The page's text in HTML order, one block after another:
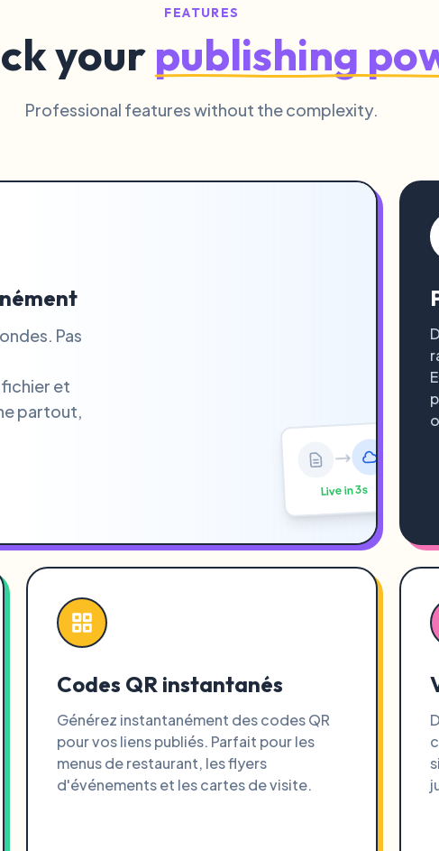
FEATURES
your publishing
Professional features without the complexity.
Pas
et
partout,
Live in 3s
Codes QR instantanés
Générez instantanément des codes QR
pour vos liens publiés. Parfait pour les
menus de restaurant, les flyers
d'événements et les cartes de visite.